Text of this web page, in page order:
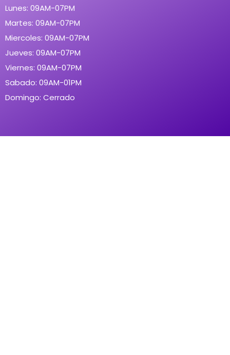
Lunes: 09AM-07PM
Martes: 09AM-07PM
Miercoles: 09AM-07PM
Jueves: 09AM-07PM
Viernes: 09AM-07PM
Sabado: 09AM-01PM
Domingo: Cerrado